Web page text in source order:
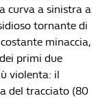
curva a sinistra a
tornante di
minaccia,
primi due
violenta: il
del tracciato (80